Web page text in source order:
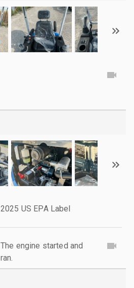
2025 US EPA Label
The engine started and
ran.